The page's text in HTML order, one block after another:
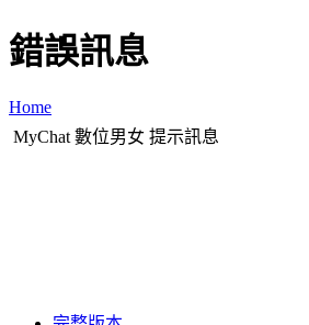
錯誤訊息
Home
MyChat 數位男女 提示訊息